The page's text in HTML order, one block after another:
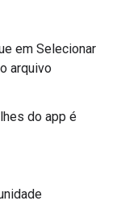
em Selecionar
arquivo
do app é